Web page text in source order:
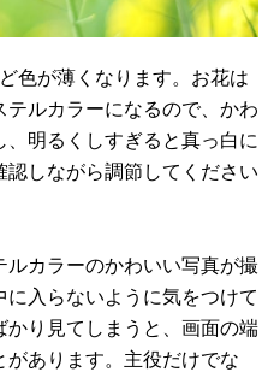
色が薄くなります。お花は
ルカラーになるので、かわ
明るくしすぎると真っ白に
しながら調節してください
カラーのかわいい写真が撮
入らないように気をつけて
り見てしまうと、画面の端
あります。主役だけでな